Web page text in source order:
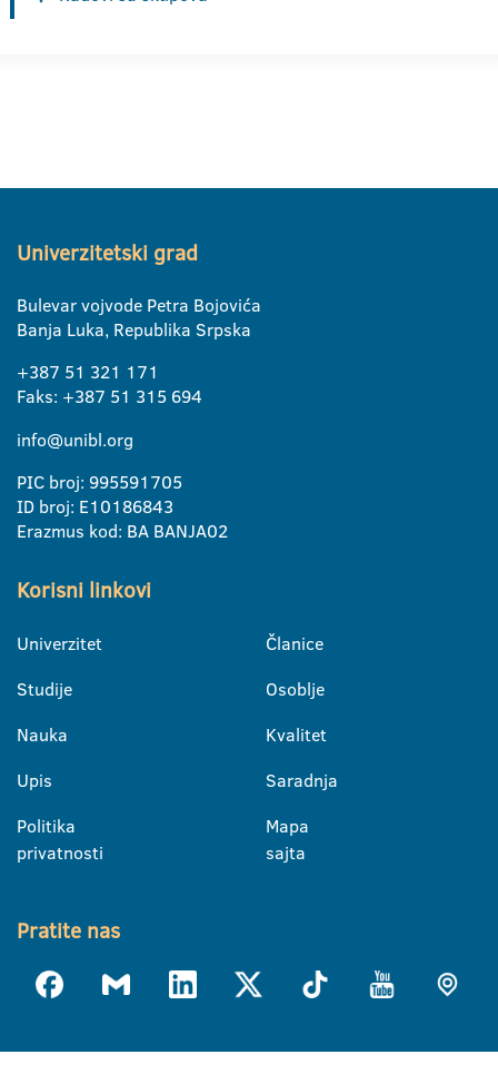
Univerzitetski grad
Bulevar vojvode Petra Bojovića
Banja Luka, Republika Srpska
+387 51 321 171
Faks: +387 51 315 694
info@unibl.org
PIC broj: 995591705
ID broj: E10186843
Erazmus kod: BA BANJA02
Korisni linkovi
Univerzitet
Studije
Nauka
Upis
Politika
privatnosti
Članice
Osoblje
Kvalitet
Saradnja
Mapa
sajta
Pratite nas